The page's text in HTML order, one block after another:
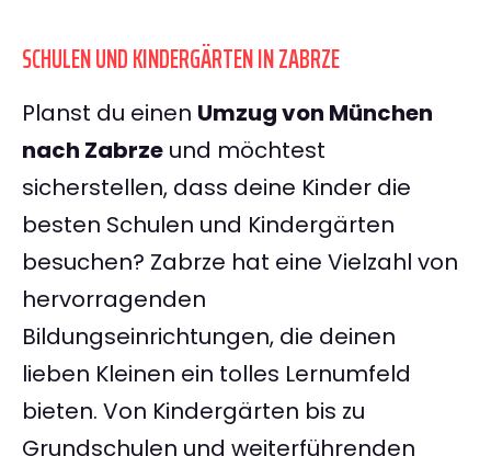
SCHULEN UND KINDERGÄRTEN IN ZABRZE
Planst du einen Umzug von München
nach Zabrze und möchtest
sicherstellen, dass deine Kinder die
besten Schulen und Kindergärten
besuchen? Zabrze hat eine Vielzahl von
hervorragenden
Bildungseinrichtungen, die deinen
lieben Kleinen ein tolles Lernumfeld
bieten. Von Kindergärten bis zu
Grundschulen und weiterführenden